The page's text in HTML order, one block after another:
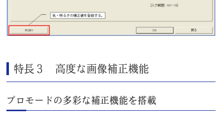
特長３ 高度な画像補正機能
プロモードの多彩な補正機能を搭載